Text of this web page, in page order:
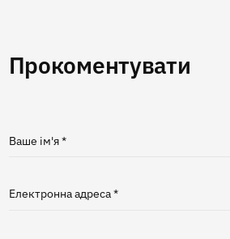
Прокоментувати
Ваше ім'я *
Електронна адреса *